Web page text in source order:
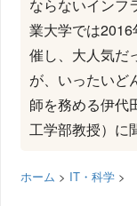
ならないインフ
業大学では
催し、大人気だ
が、いったいど
師を務める伊代
工学部教授）に
ホーム > IT・科学 >